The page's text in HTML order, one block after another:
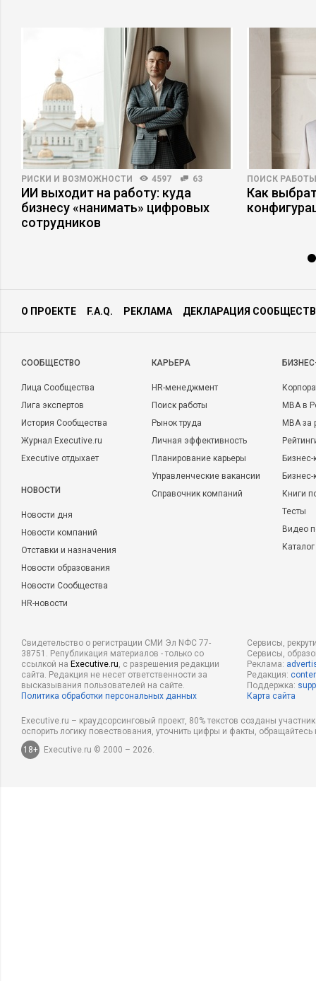
РИСКИ И ВОЗМОЖНОСТИ 4597 63
ИИ выходит на работу: куда
бизнесу «нанимать» цифровых
сотрудников
ПОИСК РАБОТЫ
Как
О ПРОЕКТЕ F.A.Q. РЕКЛАМА ДЕКЛАРАЦИЯ
CООБЩЕСТВО
Лица Сообщества
Лига экспертов
История Сообщества
Журнал Executive.ru
Executive отдыхает
НОВОСТИ
Новости дня
Новости компаний
Отставки и назначения
Новости образования
Новости Сообщества
HR-новости
КАРЬЕРА
HR-менеджмент
Поиск работы
Рынок труда
Личная эффективность
Планирование карьеры
Управленческие вакансии
Справочник компаний
MBA в
MBA
Бизнес-
Книги
Тесты
Видео
Свидетельство о регистрации СМИ Эл NФС 77-
38751. Републикация материалов - только со
ссылкой на Executive.ru, с разрешения редакции
сайта. Редакция не несет ответственности за
высказывания пользователей на сайте.
Политика обработки персональных данных
Сервисы,
Сервисы,
Реклама:
Редакция:
Поддержка:
Карта сайта
Executive.ru – краудсорсинговый проект, 80% текстов созданы
оспорить логику повествования, уточнить цифры и факты,
18+
Executive.ru © 2000 – 2026.